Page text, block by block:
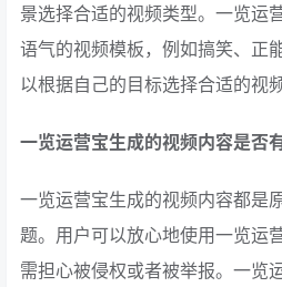
景选择合适的视频类型。一览运
语气的视频模板，例如搞笑、正
以根据自己的目标选择合适的视频
一览运营宝生成的视频内容是否
一览运营宝生成的视频内容都是
题。用户可以放心地使用一览运
需担心被侵权或者被举报。一览